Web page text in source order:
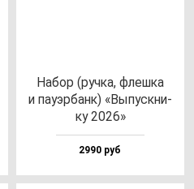
Набор (руч­ка, флеш­ка
и па­уэр­банк) «Выпус­кни­
ку 2026»
2990 руб